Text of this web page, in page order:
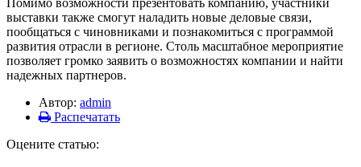
Помимо возможности презентовать компанию, участники
выставки также смогут наладить новые деловые связи,
пообщаться с чиновниками и познакомиться с программой
развития отрасли в регионе. Столь масштабное мероприятие
позволяет громко заявить о возможностях компании и найти
надежных партнеров.
Автор: admin
Распечатать
Оцените статью: